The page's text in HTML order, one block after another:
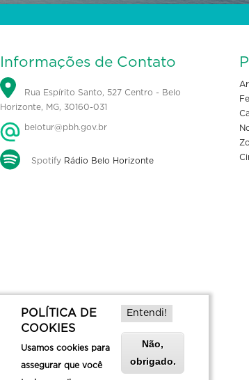
Informações de Contato
Rua Espírito Santo, 527 Centro - Belo
Horizonte, MG, 30160-031
belotur@pbh.gov.br
Spotify Rádio Belo Horizonte
POLÍTICA DE
COOKIES
Usamos cookies para
assegurar que você
Entendi!
Não,
obrigado.